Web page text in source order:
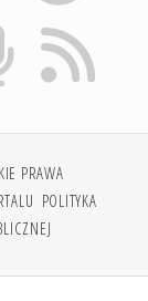
PRAWA
POLITYKA